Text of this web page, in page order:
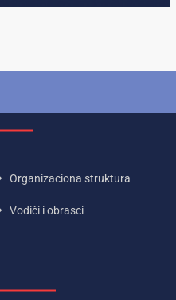
Organizaciona struktura
Vodiči i obrasci